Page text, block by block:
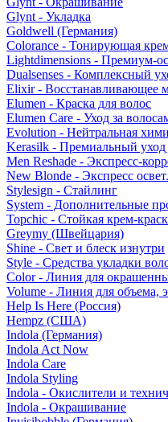
Glynt - Укладка
Goldwell (Германия)
Colorance - Тонирующая
Lightdimensions - Премиум-
Dualsenses - Комплексный
Elixir - Восстанавливающее
Elumen - Краска для волос
Elumen Care - Уход за
Evolution - Нейтральная
Kerasilk - Премиальный уход
Men Reshade - Экспресс-
New Blonde - Экспресс
Stylesign - Стайлинг
System - Дополнительные
Topchic - Стойкая крем-
Greymy (Швейцария)
Shine - Свет и блеск изнутри
Style - Средства укладки
Color - Линия для
Volume - Линия для объема,
Help Is Here (Россия)
Hempz (США)
Indola (Германия)
Indola Act Now
Indola Care
Indola Styling
Indola - Окислители и
Indola - Окрашивание